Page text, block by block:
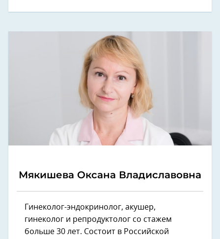
Мякишева Оксана Владиславовна
Гинеколог-эндокринолог, акушер,
гинеколог и репродуктолог со стажем
больше 30 лет. Состоит в Российской